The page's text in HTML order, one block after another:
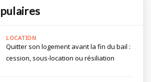
LOCATION
Quitter son logement avant la fin du bail :
cession, sous-location ou résiliation